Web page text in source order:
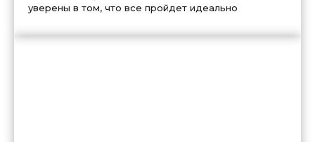
уверены в том, что все пройдет идеально